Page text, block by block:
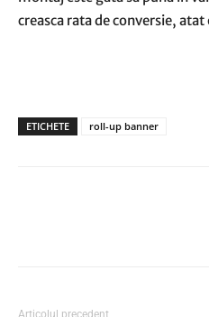
creasca rata de conversie,
ETICHETE roll-up banner
Articolul precedent